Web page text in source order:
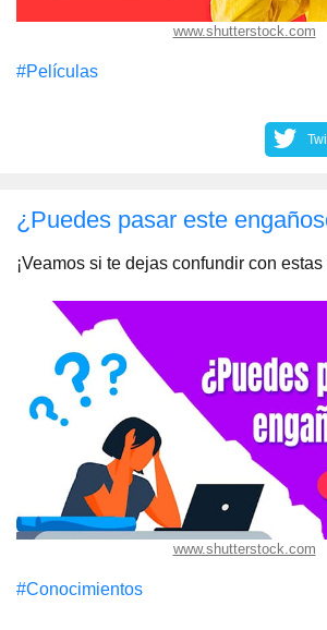
www.shutterstock.com
#Películas
¿Puedes pasar este
¡Veamos si te dejas confundir con
www.shutterstock.com
#Conocimientos